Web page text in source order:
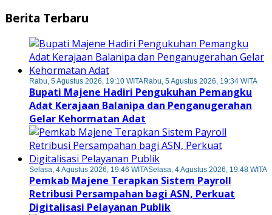
Berita Terbaru
Rabu, 5 Agustus 2026, 19:10 WITARabu, 5 Agustus 2026, 19:34 WITA
Bupati Majene Hadiri Pengukuhan Pemangku
Adat Kerajaan Balanipa dan Penganugerahan
Gelar Kehormatan Adat
Selasa, 4 Agustus 2026, 19:46 WITASelasa, 4 Agustus 2026, 19:48 WITA
Pemkab Majene Terapkan Sistem Payroll
Retribusi Persampahan bagi ASN, Perkuat
Digitalisasi Pelayanan Publik